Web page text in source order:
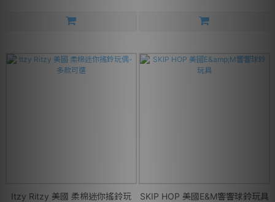
Itzy Ritzy 美國 柔棉迷你搖鈴玩
SKIP HOP 美國E&M響響球鈴玩具